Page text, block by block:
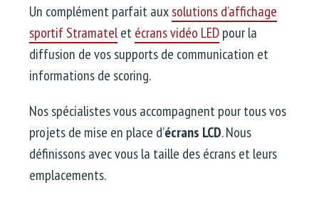
Un complément parfait auxsolutions d’affichage
sportif Stramateletécrans vidéo LEDpour la
diffusion de vos supports de communication et
informations de scoring.
Nos spécialistes vous accompagnent pour tous vos
projets de mise en place d’écrans LCD. Nous
définissons avec vous la taille des écrans et leurs
emplacements.